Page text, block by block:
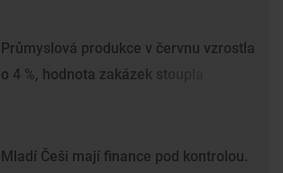
Průmyslová produkce v červnu vzrostla
o 4 %, hodnota zakázek stoupla
Mladí Češi mají finance pod kontrolou.